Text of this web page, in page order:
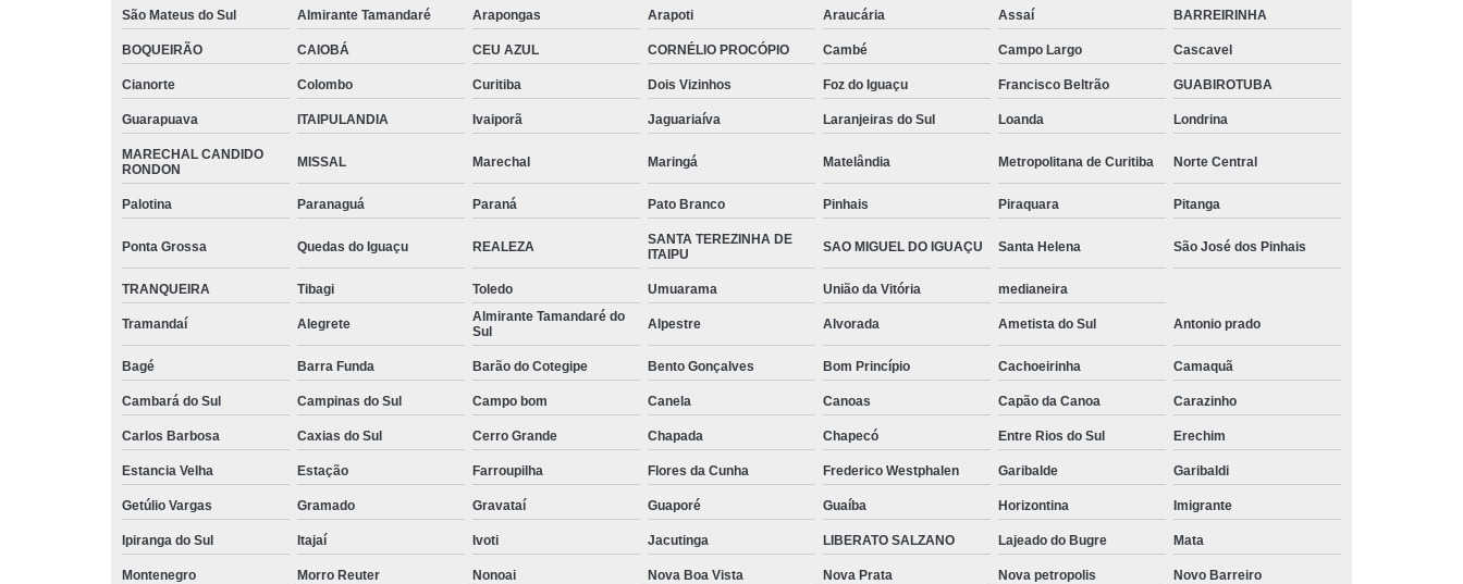
Suporte Mão Francesa
Parafuso 10mm Sextavado
Parafuso 12mm Sextavado
Parafuso 6mm Sextavado
Parafuso 8mm Sextavado
Parafuso Sextavado 10mm
Parafuso Sextavado 12mm
Parafuso Sextavado 6mm
Parafuso Sextavado 8mm
Parafuso Sextavado com Porca
Parafuso Sextavado Interno
Parafuso Sextavado Rosca Inteira
São Mateus do Sul Almirante Tamandaré Arapongas Arapoti Araucária Assaí BARREIRINHA
BOQUEIRÃO CAIOBÁ CEU AZUL CORNÉLIO PROCÓPIO Cambé Campo Largo Cascavel
Cianorte Colombo Curitiba Dois Vizinhos Foz do Iguaçu Francisco Beltrão GUABIROTUBA
Guarapuava ITAIPULANDIA Ivaiporã Jaguariaíva Laranjeiras do Sul Loanda Londrina
MARECHAL CANDIDO
RONDON
MISSAL Marechal Maringá Matelândia Metropolitana de Curitiba Norte Central
Palotina Paranaguá Paraná Pato Branco Pinhais Piraquara Pitanga
Ponta Grossa Quedas do Iguaçu REALEZA
SANTA TEREZINHA DE
ITAIPU
SAO MIGUEL DO IGUAÇU Santa Helena São José dos Pinhais
TRANQUEIRA Tibagi Toledo Umuarama União da Vitória medianeira
Tramandaí Alegrete
Almirante Tamandaré do
Sul
Alpestre Alvorada Ametista do Sul Antonio prado
Bagé Barra Funda Barão do Cotegipe Bento Gonçalves Bom Princípio Cachoeirinha Camaquã
Cambará do Sul Campinas do Sul Campo bom Canela Canoas Capão da Canoa Carazinho
Carlos Barbosa Caxias do Sul Cerro Grande Chapada Chapecó Entre Rios do Sul Erechim
Estancia Velha Estação Farroupilha Flores da Cunha Frederico Westphalen Garibalde Garibaldi
Getúlio Vargas Gramado Gravataí Guaporé Guaíba Horizontina Imigrante
Ipiranga do Sul Itajaí Ivoti Jacutinga LIBERATO SALZANO Lajeado do Bugre Mata
Montenegro Morro Reuter Nonoai Nova Boa Vista Nova Prata Nova petropolis Novo Barreiro